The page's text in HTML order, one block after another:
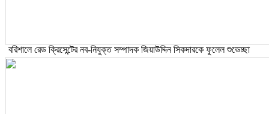
বরিশালে রেড ক্রিসেন্টের নব-নিযুক্ত সম্পাদক জিয়াউদ্দিন সিকদারকে ফুলেল শুভেচ্ছা